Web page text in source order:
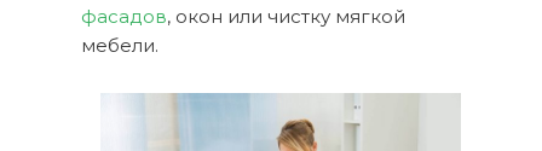
фасадов, окон или чистку мягкой
мебели.